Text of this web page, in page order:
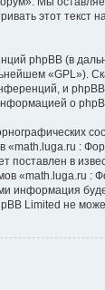
этот текст
phpBB (в
«GPL»).
и
о
«math.luga.ru :
в
«math.luga.ru :
информация
Limited не